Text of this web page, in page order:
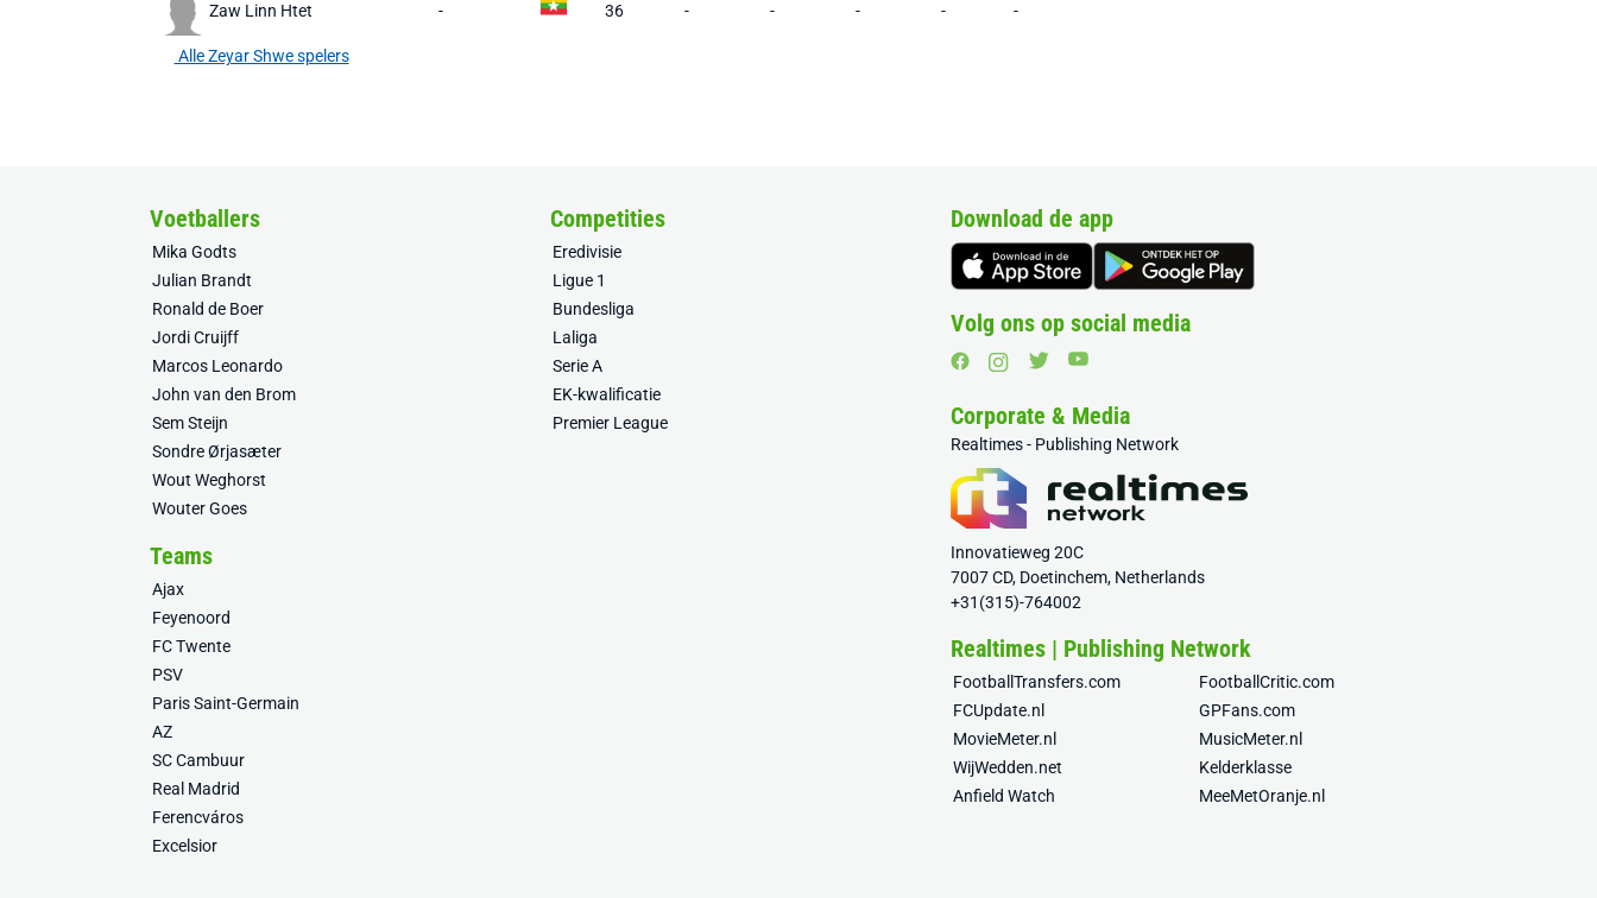
Zaw Linn Htet - 36 - - - - -
Alle Zeyar Shwe spelers
Voetballers
Mika Godts
Julian Brandt
Ronald de Boer
Jordi Cruijff
Marcos Leonardo
John van den Brom
Sem Steijn
Sondre Ørjasæter
Wout Weghorst
Wouter Goes
Competities
Eredivisie
Ligue 1
Bundesliga
Laliga
Serie A
EK-kwalificatie
Premier League
Teams
Ajax
Feyenoord
FC Twente
PSV
Paris Saint-Germain
AZ
SC Cambuur
Real Madrid
Ferencváros
Excelsior
Download de app
Volg ons op social media
Corporate & Media
Realtimes - Publishing Network
Innovatieweg 20C
7007 CD, Doetinchem, Netherlands
+31(315)-764002
Realtimes | Publishing Network
FootballTransfers.com
FootballCritic.com
FCUpdate.nl
GPFans.com
MovieMeter.nl
MusicMeter.nl
WijWedden.net
Kelderklasse
Anfield Watch
MeeMetOranje.nl